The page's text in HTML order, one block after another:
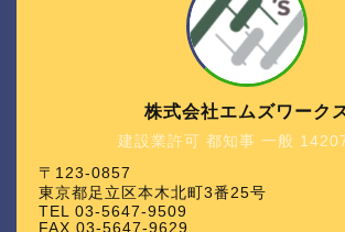
建設業許可 都知事 一般
株式会社エムズワーク
〒123-0857
東京都足立区本木北町3番25号
TEL 03-5647-9509
FAX 03-5647-9629